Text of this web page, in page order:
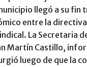
llegó a su fin
entre la
La Secretaria
Martín Castillo,
luego de que la